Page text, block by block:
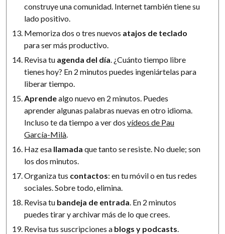
construye una comunidad. Internet también tiene su
lado positivo.
Memoriza dos o tres nuevos atajos de teclado
para ser más productivo.
Revisa tu agenda del día . ¿Cuánto tiempo libre
tienes hoy? En 2 minutos puedes ingeniártelas para
liberar tiempo.
Aprendealgo nuevo en 2 minutos. Puedes
aprender algunas palabras nuevas en otro idioma.
Incluso te da tiempo a ver dosvídeos de Pau
García-Milà
Haz esa llamada que tanto se resiste. No duele; son
los dos minutos.
Organiza tus contactos: en tu móvil o en tus redes
sociales. Sobre todo, elimina.
Revisa tu bandeja de entrada . En 2 minutos
puedes tirar y archivar más de lo que crees.
Revisa tus suscripciones a blogs y podcasts